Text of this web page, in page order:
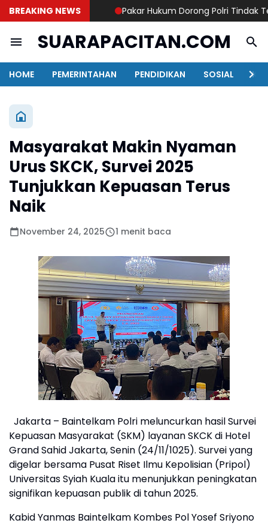
BREAKING NEWS Pakar Hukum Dorong Polri Tindak
SUARAPACITAN.COM
HOME PEMERINTAHAN PENDIDIKAN SOSIAL
Masyarakat Makin Nyaman
Urus SKCK, Survei 2025
Tunjukkan Kepuasan Terus
Naik
November 24, 2025 1 menit baca
Jakarta – Baintelkam Polri meluncurkan hasil Survei
Kepuasan Masyarakat (SKM) layanan SKCK di Hotel
Grand Sahid Jakarta, Senin (24/11/1025). Survei yang
digelar bersama Pusat Riset Ilmu Kepolisian (Pripol)
Universitas Syiah Kuala itu menunjukkan peningkatan
signifikan kepuasan publik di tahun 2025.
Kabid Yanmas Baintelkam Kombes Pol Yosef Sriyono